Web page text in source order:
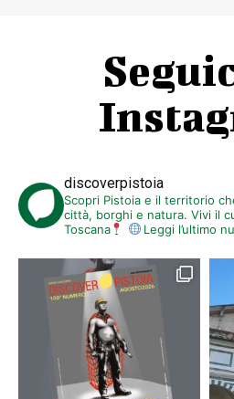
discoverpistoia
Scopri Pistoia e il territorio
città, borghi e natura. Vivi il
Toscana
Leggi l’ultimo